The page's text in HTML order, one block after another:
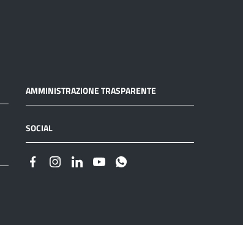
AMMINISTRAZIONE TRASPARENTE
SOCIAL